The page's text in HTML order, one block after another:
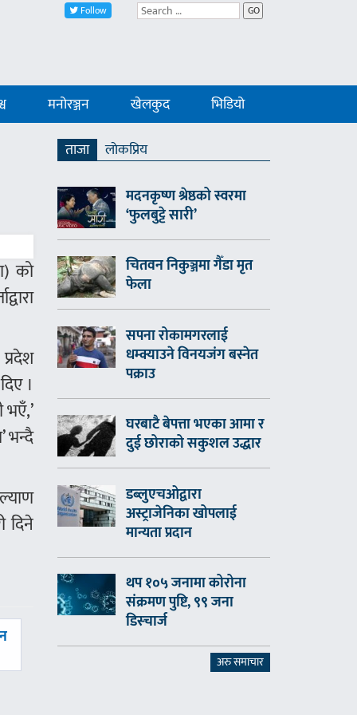
Follow GO
मनोरञ्जन खेलकुद भिडियो
को
।
भन्दै
दिने
ताजा
लाेकप्रिय
मदनकृष्ण श्रेष्ठको स्वरमा
‘फुलबुट्टे सारी’
चितवन निकुञ्जमा गैँडा मृत
फेला
सपना रोकामगरलाई
धम्क्याउने विनयजंग बस्नेत
पक्राउ
घरबाटै बेपत्ता भएका आमा र
दुई छोराको सकुशल उद्धार
डब्लुएचओद्वारा
अस्ट्राजेनिका खोपलाई
मान्यता प्रदान
थप १०५ जनामा कोरोना
संक्रमण पुष्टि, ९९ जना
डिस्चार्ज
अरु समाचार